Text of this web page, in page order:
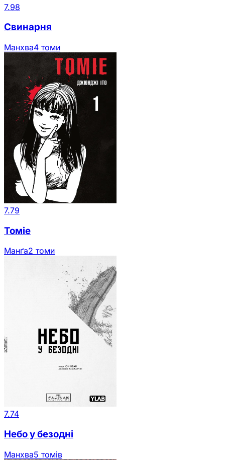
7.98
Свинарня
Манхва4 томи
7.79
Томіе
Манґа2 томи
7.74
Небо у безодні
Манхва5 томів